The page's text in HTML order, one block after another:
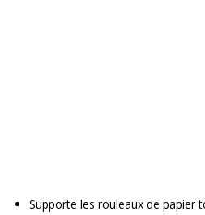
Supporte les rouleaux de papier